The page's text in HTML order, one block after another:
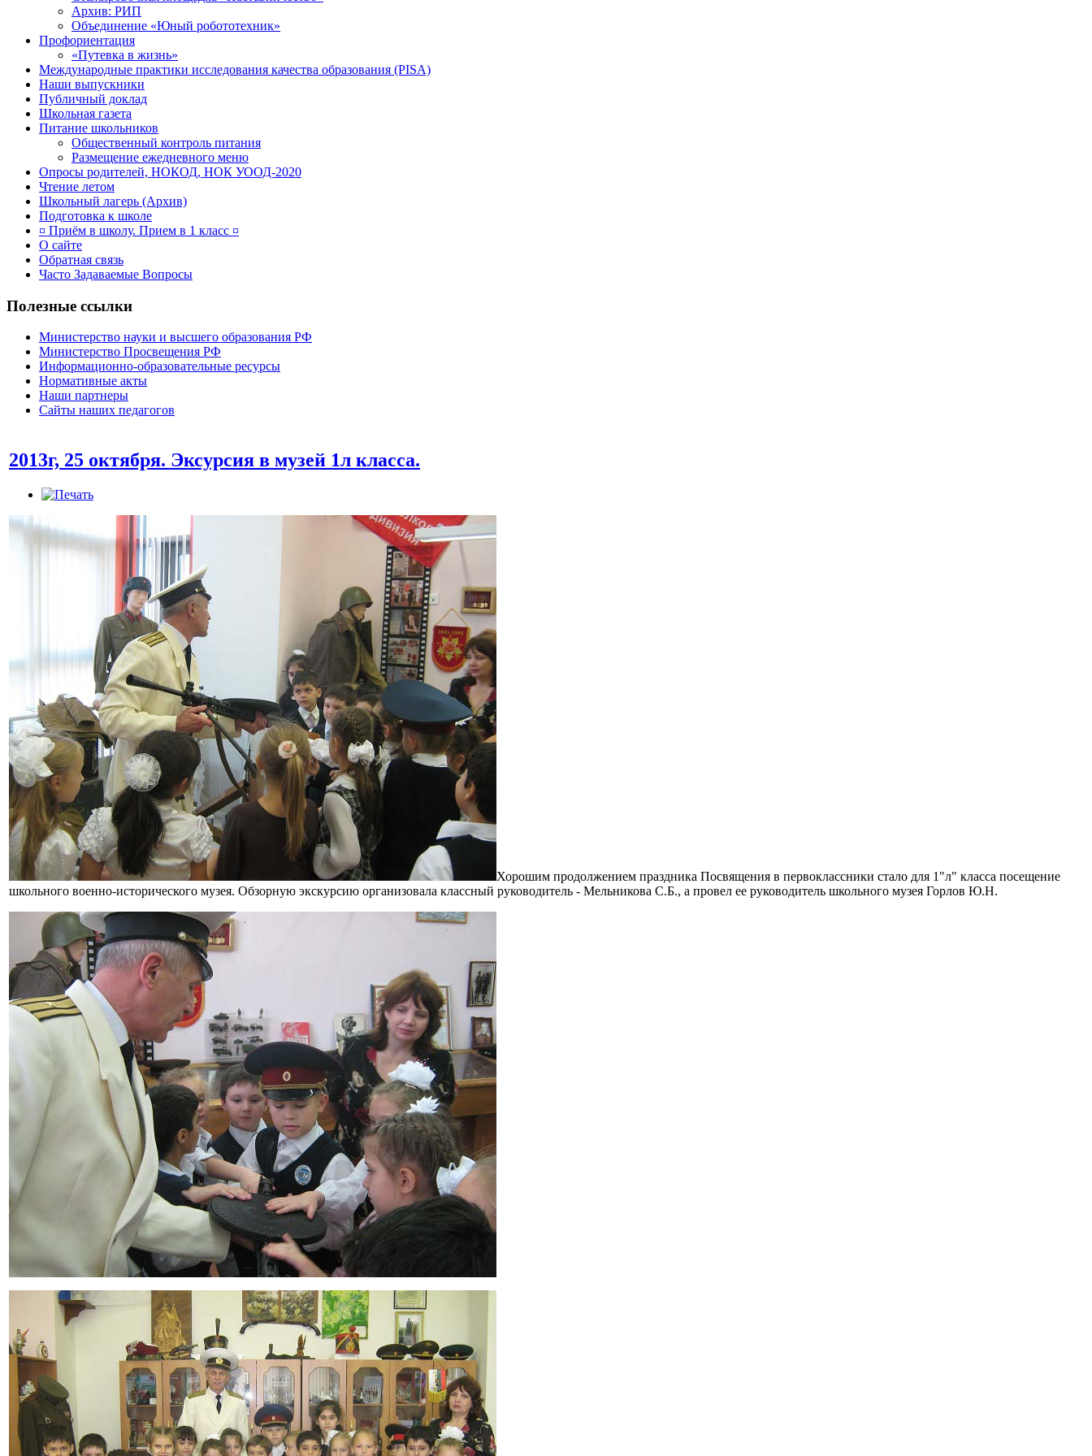
Архив: РИП
Объединение «Юный робототехник»
Профориентация
«Путевка в жизнь»
Международные практики исследования качества образования (PISA)
Наши выпускники
Публичный доклад
Школьная газета
Питание школьников
Общественный контроль питания
Размещение ежедневного меню
Опросы родителей, НОКОД, НОК УООД-2020
Чтение летом
Школьный лагерь (Архив)
Подготовка к школе
¤ Приём в школу. Прием в 1 класс ¤
О сайте
Обратная связь
Часто Задаваемые Вопросы
Полезные ссылки
Министерство науки и высшего образования РФ
Министерство Просвещения РФ
Информационно-образовательные ресурсы
Нормативные акты
Наши партнеры
Сайты наших педагогов
2013г, 25 октября. Эксурсия в музей 1л класса.
Хорошим продолжением праздника Посвящения в первоклассники стало для 1"л" класса посещение
школьного военно-исторического музея. Обзорную экскурсию организовала классный руководитель - Мельникова С.Б., а провел ее руководитель школьного музея Горлов Ю.Н.